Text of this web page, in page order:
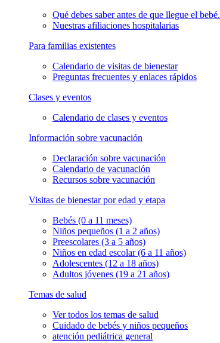
Qué debes saber antes de que llegue el bebé.
Nuestras afiliaciones hospitalarias
Para familias existentes
Calendario de visitas de bienestar
Preguntas frecuentes y enlaces rápidos
Clases y eventos
Calendario de clases y eventos
Información sobre vacunación
Declaración sobre vacunación
Calendario de vacunación
Recursos sobre vacunación
Visitas de bienestar por edad y etapa
Bebés (0 a 11 meses)
Niños pequeños (1 a 2 años)
Preescolares (3 a 5 años)
Niños en edad escolar (6 a 11 años)
Adolescentes (12 a 18 años)
Adultos jóvenes (19 a 21 años)
Temas de salud
Ver todos los temas de salud
Cuidado de bebés y niños pequeños
atención pediátrica general